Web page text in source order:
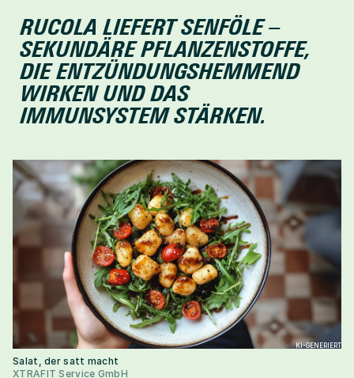
RUCOLA LIEFERT SENFÖLE –
SEKUNDÄRE PFLANZENSTOFFE,
DIE ENTZÜNDUNGSHEMMEND
WIRKEN UND DAS
IMMUNSYSTEM STÄRKEN.
KI-GENERIERT
Salat, der satt macht
XTRAFIT Service GmbH